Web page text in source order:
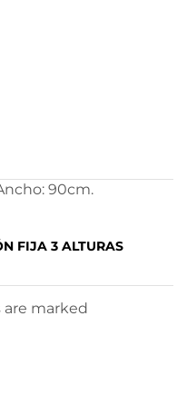
90cm.
FIJA 3 ALTURAS
marked